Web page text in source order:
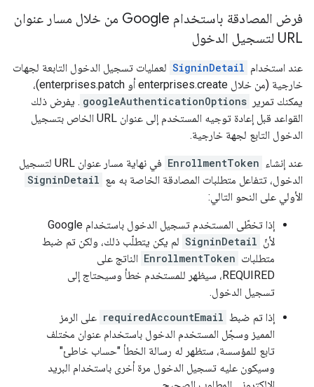
فرض المصادقة باستخدام Google من خلال مسار عنوان
URL لتسجيل الدخول
عند استخدام SigninDetail لعمليات تسجيل الدخول التابعة لجهات
خارجية (من خلال enterprises.create أو enterprises.patch)،
يمكنك تمرير googleAuthenticationOptions . يفرض ذلك
القواعد قبل إعادة توجيه المستخدم إلى عنوان URL الخاص بتسجيل
الدخول التابع لجهة خارجية.
عند إنشاء EnrollmentToken
في نهاية مسار عنوان URL لتسجيل
الدخول، تتفاعل متطلبات المصادقة الخاصة به مع SigninDetail
الأولي على النحو التالي:
إذا تخطّى المستخدم تسجيل الدخول باستخدام Google
لأنّ SigninDetail لم يكن يتطلّب ذلك، ولكن تم ضبط
متطلبات EnrollmentToken الناتج على
REQUIRED، سيظهر للمستخدم خطأ وسيحتاج إلى
تسجيل الدخول.
إذا تم ضبط requiredAccountEmail على الرمز
المميز وسجّل المستخدم الدخول باستخدام عنوان مختلف
تابع للمؤسسة، ستظهر له رسالة الخطأ "حساب خاطئ"
وسيكون عليه تسجيل الدخول مرة أخرى باستخدام البريد